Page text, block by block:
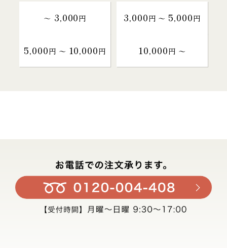
～ 3,000円 3,000円 〜 5,000円
5,000円 〜 10,000円 10,000円 〜